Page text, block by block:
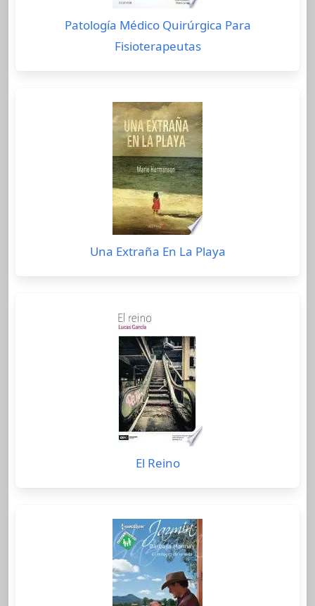
Patología Médico Quirúrgica Para
Fisioterapeutas
Una Extraña En La Playa
El Reino